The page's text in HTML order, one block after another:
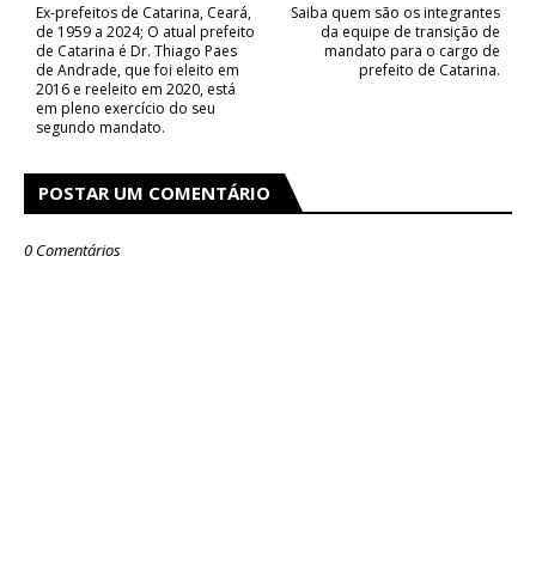
Saiba quem são os integrantes
da equipe de transição de
mandato para o cargo de
prefeito de Catarina.
Ex-prefeitos de Catarina, Ceará,
de 1959 a 2024; O atual prefeito
de Catarina é Dr. Thiago Paes
de Andrade, que foi eleito em
2016 e reeleito em 2020, está
em pleno exercício do seu
segundo mandato.
POSTAR UM COMENTÁRIO
0 Comentários